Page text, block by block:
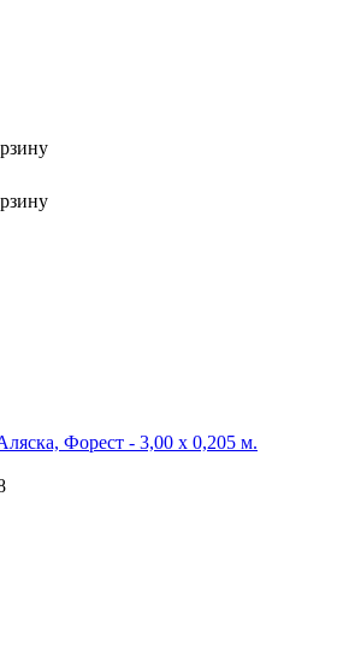
Форест - 3,00 х 0,205 м.